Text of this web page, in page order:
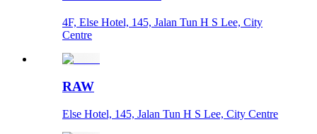
4F, Else Hotel, 145, Jalan Tun H S Lee, City
Centre
RAW
Else Hotel, 145, Jalan Tun H S Lee, City Centre